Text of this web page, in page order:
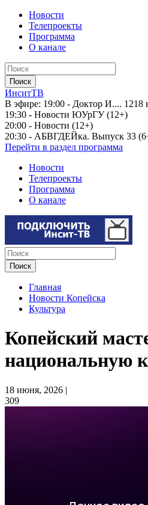
Новости
Телепроекты
Программа
О канале
ИнситТВ
В эфире: 19:00 - Доктор И.... 1218
19:30 - Новости ЮУрГУ (12+)
20:00 - Новости (12+)
20:30 - АБВГДЕЙка. Выпуск 33
Перейти в раздел программа
Новости
Телепроекты
Программа
О канале
Главная
Новости Копейска
Культура
Копейский
национальную
18 июня, 2026 |
309